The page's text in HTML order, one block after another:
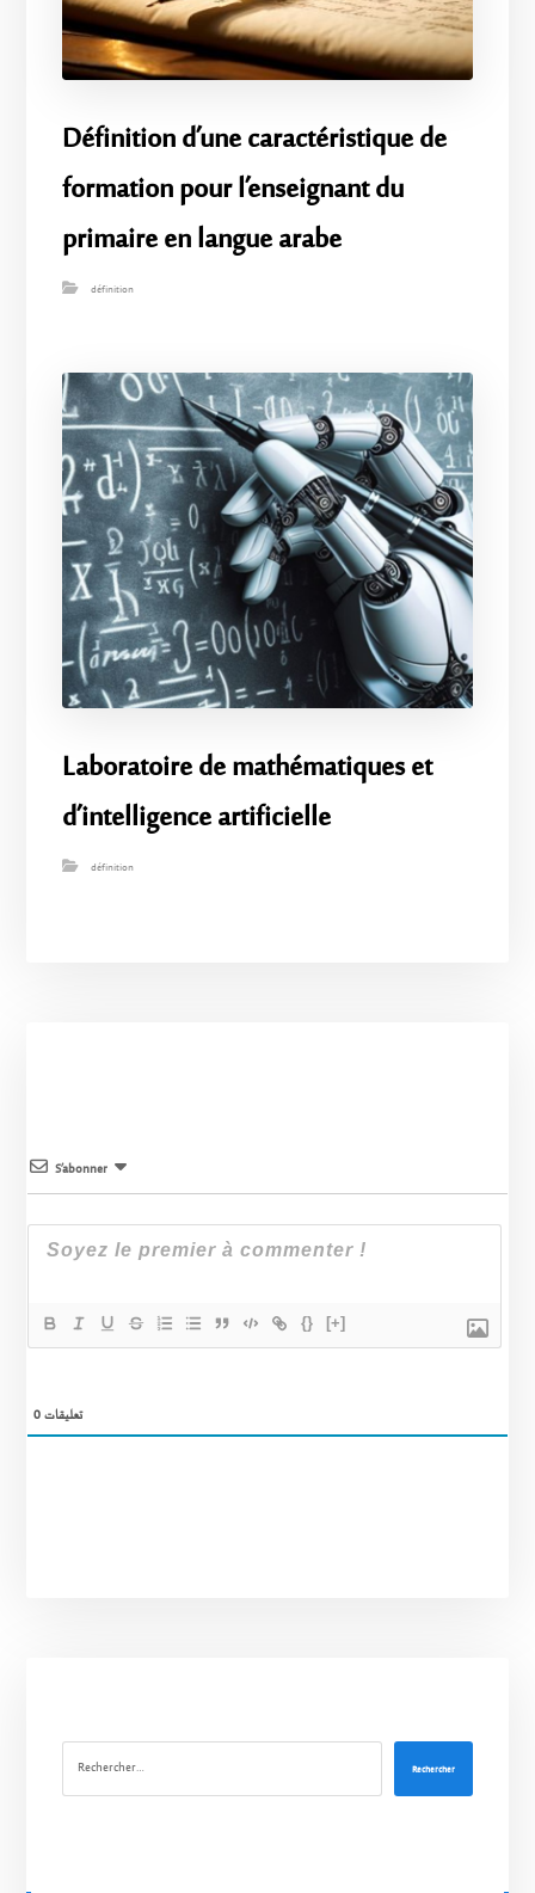
Définition d’une caractéristique de
formation pour l’enseignant du
primaire en langue arabe
définition
Laboratoire de mathématiques et
d’intelligence artificielle
définition
S’abonner
{} [+]
0تعليقات
Rechercher